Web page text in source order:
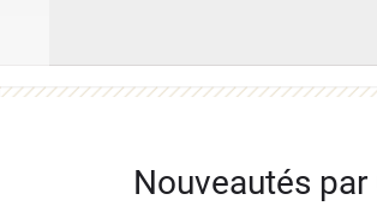
Nouveautés par